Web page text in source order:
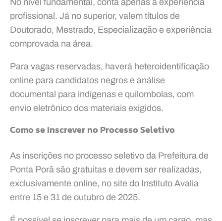
profissional. Já no superior, valem títulos de
Doutorado, Mestrado, Especialização e experiência
comprovada na área.
Para vagas reservadas, haverá heteroidentificação
online para candidatos negros e análise
documental para indígenas e quilombolas, com
envio eletrônico dos materiais exigidos.
Como se Inscrever no Processo Seletivo
As inscrições no processo seletivo da Prefeitura de
Ponta Porã são gratuitas e devem ser realizadas,
exclusivamente online, no site do Instituto Avalia
entre 15 e 31 de outubro de 2025.